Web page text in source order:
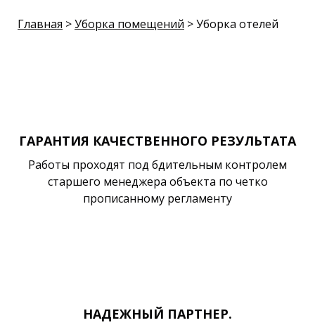
Главная >Уборка помещений > Уборка отелей
ГАРАНТИЯ КАЧЕСТВЕННОГО РЕЗУЛЬТАТА
Работы проходят под бдительным контролем
старшего менеджера объекта по четко
прописанному регламенту
НАДЕЖНЫЙ ПАРТНЕР.